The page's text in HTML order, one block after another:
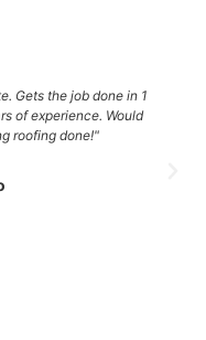
Gets the job done in 1
of experience. Would
roofing done!"